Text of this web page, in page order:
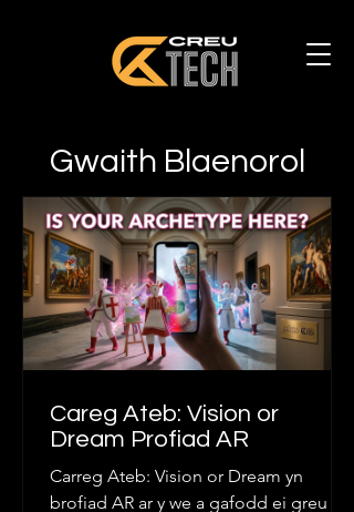
Gwaith Blaenorol
Careg Ateb: Vision or
Dream Profiad AR
Carreg Ateb: Vision or Dream yn
brofiad AR ar y we a gafodd ei greu ar